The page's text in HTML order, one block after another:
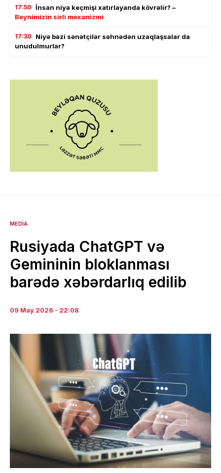
17:50 İnsan niyə keçmişi xatırlayanda kövrəlir? –
Beynimizin sirli mexanizmi
17:30
Niyə bəzi sənətçilər səhnədən uzaqlaşsalar da
unudulmurlar?
MEDIA
Rusiyada ChatGPT və
Gemininin bloklanması
barədə xəbərdarlıq edilib
09 May 2026 - 22:08